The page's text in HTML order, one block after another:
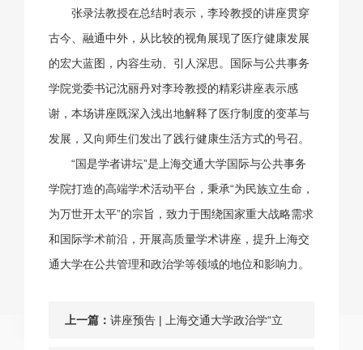
张录法教授在总结时表示，李玲教授的讲座贯穿
古今、融通中外，从比较的视角展现了医疗健康发展
的宏大蓝图，内容生动、引人深思。国际与公共事务
学院党委书记沈丽丹对李玲教授的精彩讲座表示感
谢，本场讲座既深入浅出地解释了医疗制度的变革与
发展，又向师生们发出了践行健康生活方式的号召。
“国是学者讲坛”是上海交通大学国际与公共事务
学院打造的高端学术活动平台，秉承“为民族立生命，
为万世开太平”的宗旨，致力于围绕国家重大战略需求
和国际学术前沿，开展高质量学术讲座，提升上海交
通大学在公共管理和政治学等领域的地位和影响力。
上一篇： 讲座预告 | 上海交通大学政治学“立